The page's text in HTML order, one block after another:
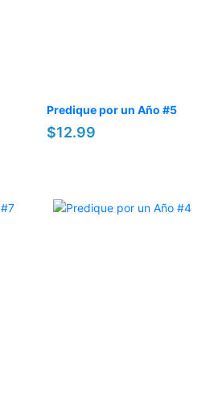
Predique por un Año #5
$12.99